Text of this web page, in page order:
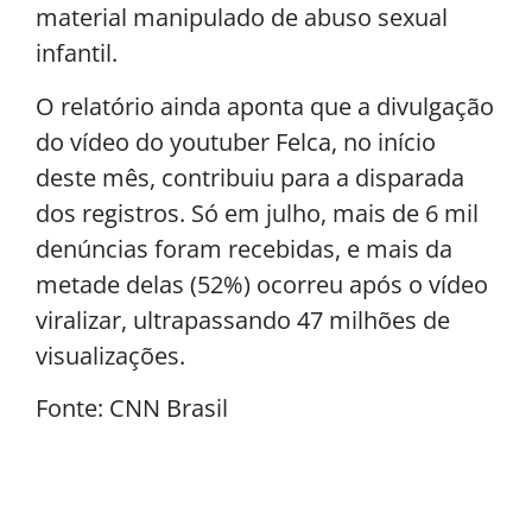
material manipulado de abuso sexual
infantil.
O relatório ainda aponta que a divulgação
do vídeo do youtuber Felca, no início
deste mês, contribuiu para a disparada
dos registros. Só em julho, mais de 6 mil
denúncias foram recebidas, e mais da
metade delas (52%) ocorreu após o vídeo
viralizar, ultrapassando 47 milhões de
visualizações.
Fonte: CNN Brasil